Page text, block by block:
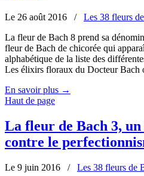
Le 26 août 2016 /
Les 38 fleurs
La fleur de Bach 8 prend sa
fleur de Bach de chicorée qui
alphabétique de la liste des
Les élixirs floraux du Docteur Bach
En savoir plus →
Haut de page
La fleur de Bach 3,
contre le
Le 9 juin 2016 /
Les 38 fleurs de